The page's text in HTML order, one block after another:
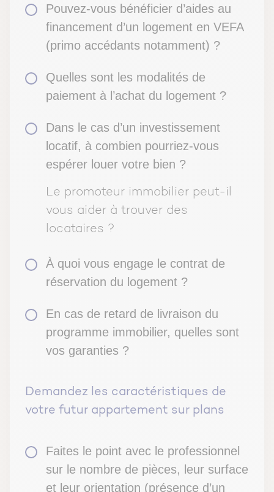
Pouvez-vous bénéficier d’aides au
financement d’un logement en VEFA
(primo accédants notamment) ?
Quelles sont les modalités de
paiement à l’achat du logement ?
Dans le cas d’un investissement
locatif, à combien pourriez-vous
espérer louer votre bien ?
Le promoteur immobilier peut-il
vous aider à trouver des
locataires ?
À quoi vous engage le contrat de
réservation du logement ?
En cas de retard de livraison du
programme immobilier, quelles sont
vos garanties ?
Demandez les caractéristiques de
votre futur appartement sur plans
Faites le point avec le professionnel
sur le nombre de pièces, leur surface
et leur orientation (présence d’un